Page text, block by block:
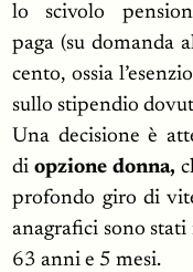
lo scivolo
paga (su domanda
cento, ossia
sullo stipendio
Una decisione è
diopzione donna,
profondo giro di
anagrafici sono stati
63 anni e 5 mesi.